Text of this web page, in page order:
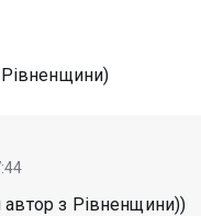
Рівненщини)
автор з Рівненщини))